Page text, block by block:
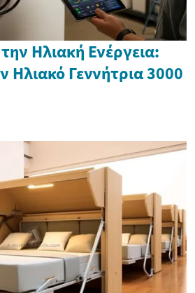
Ηλιακή Ενέργεια:
Ηλιακό Γεννήτρια 3000